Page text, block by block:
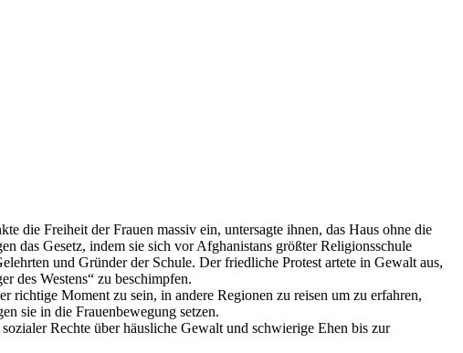
die Freiheit der Frauen massiv ein, untersagte ihnen, das Haus ohne die
das Gesetz, indem sie sich vor Afghanistans größter Religionsschule
und Gründer der Schule. Der friedliche Protest artete in Gewalt aus,
des Westens“ zu beschimpfen.
richtige Moment zu sein, in andere Regionen zu reisen um zu erfahren,
sie in die Frauenbewegung setzen.
Rechte über häusliche Gewalt und schwierige Ehen bis zur